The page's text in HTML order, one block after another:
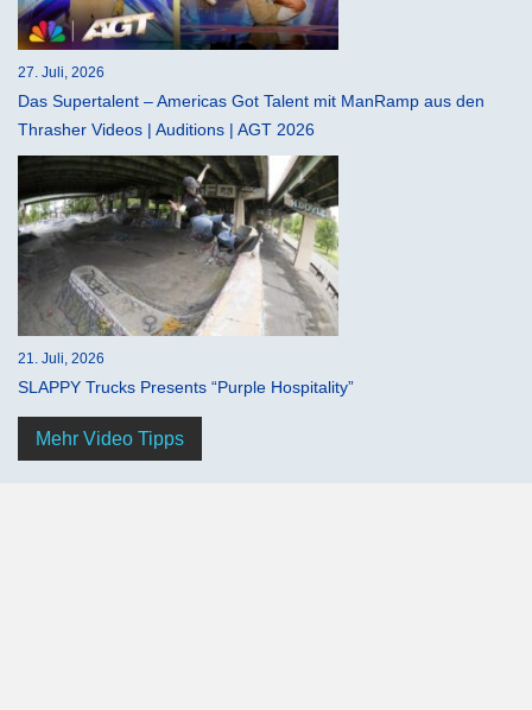
27. Juli, 2026
Das Supertalent – Americas Got Talent mit ManRamp aus den
Thrasher Videos | Auditions | AGT 2026
21. Juli, 2026
SLAPPY Trucks Presents “Purple Hospitality”
Mehr Video Tipps